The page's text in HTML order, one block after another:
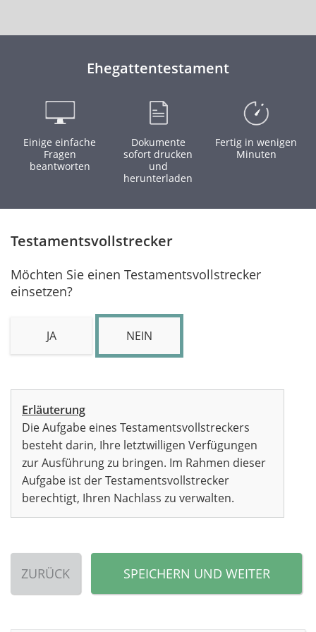
Ehegattentestament
Einige einfache
Fragen
beantworten
Dokumente
sofort drucken
und
herunterladen
Fertig in wenigen
Minuten
Testamentsvollstrecker
Möchten Sie einen Testamentsvollstrecker
einsetzen?
JA NEIN
Erläuterung
Die Aufgabe eines Testamentsvollstreckers
besteht darin, Ihre letztwilligen Verfügungen
zur Ausführung zu bringen. Im Rahmen dieser
Aufgabe ist der Testamentsvollstrecker
berechtigt, Ihren Nachlass zu verwalten.
ZURÜCK SPEICHERN UND WEITER